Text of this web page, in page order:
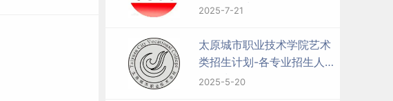
人数是多少
2025-7-21
太原城市职业技术学院艺术
类招生计划-各专业招生人数
是多少
2025-5-20